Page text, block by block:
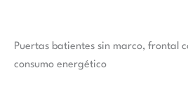
Puertas batientes sin marco, frontal
consumo energético